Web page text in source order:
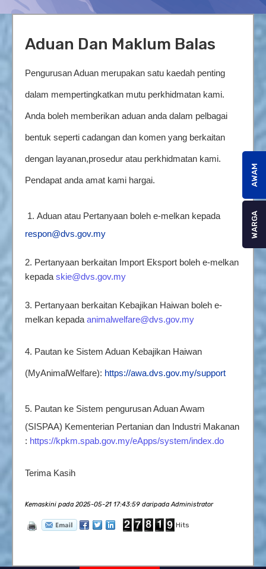
Aduan Dan Maklum Balas
Pengurusan Aduan merupakan satu kaedah penting
dalam mempertingkatkan mutu perkhidmatan kami.
Anda boleh memberikan aduan anda dalam pelbagai
bentuk seperti cadangan dan komen yang berkaitan
dengan layanan,prosedur atau perkhidmatan kami.
Pendapat anda amat kami hargai.
1. Aduan atau Pertanyaan boleh e-melkan kepada
respon@dvs.gov.my
2. Pertanyaan berkaitan Import Eksport boleh e-melkan
kepada skie@dvs.gov.my
3. Pertanyaan berkaitan Kebajikan Haiwan boleh e-
melkan kepada animalwelfare@dvs.gov.my
4. Pautan ke Sistem Aduan Kebajikan Haiwan
(MyAnimalWelfare): https://awa.dvs.gov.my/support
5. Pautan ke Sistem pengurusan Aduan Awam
(SISPAA) Kementerian Pertanian dan Industri Makanan
: https://kpkm.spab.gov.my/eApps/system/index.do
Terima Kasih
Kemaskini pada 2025-05-21 17:43:59 daripada Administrator
Hits
AWAM
WARGA